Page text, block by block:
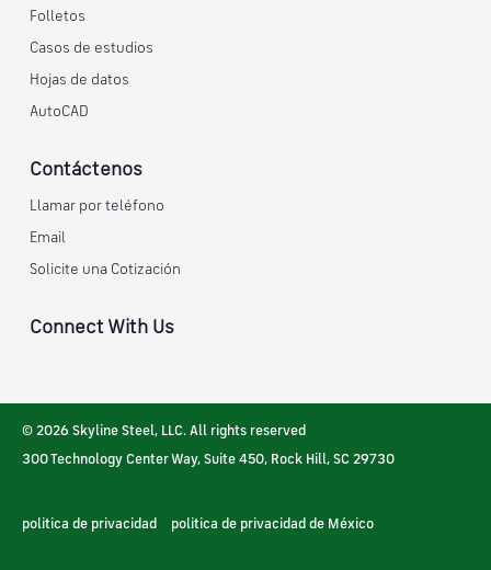
Folletos
Casos de estudios
Hojas de datos
AutoCAD
Contáctenos
Llamar por teléfono
Email
Solicite una Cotización
Connect With Us
© 2026 Skyline Steel, LLC. All rights reserved
300 Technology Center Way, Suite 450, Rock Hill, SC 29730
politica de privacidad politica de privacidad de México